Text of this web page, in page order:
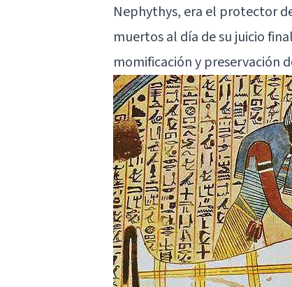
Nephythys, era el protector
muertos al día de su juicio
momificación y preservación